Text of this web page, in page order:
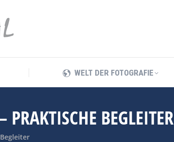
WELT DER FOTOGRAFIE
BEGLEITER